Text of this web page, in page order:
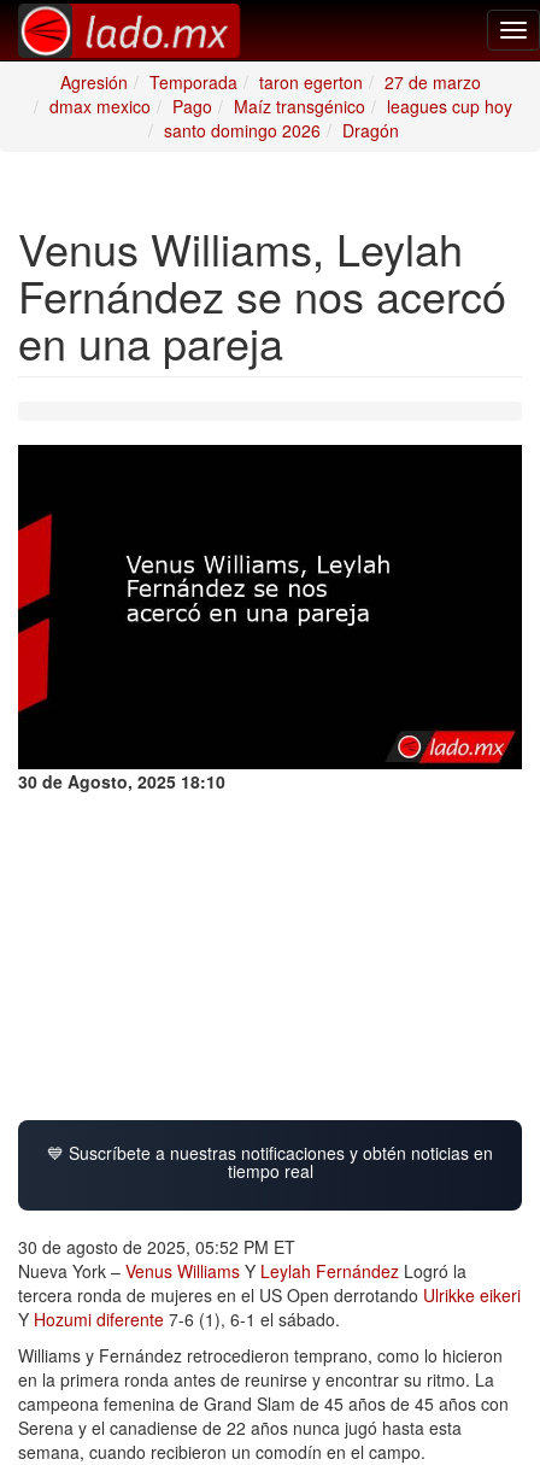
Agresión
Temporada taron egerton
27 de marzo
dmax mexico
Pago Maíz transgénico
leagues cup hoy
santo domingo 2026
Dragón
Venus Williams, Leylah
Fernández se nos acercó
en una pareja
30 de Agosto, 2025 18:10
💙 Suscríbete a nuestras notificaciones y obtén noticias en
tiempo real
30 de agosto de 2025, 05:52 PM ET
Nueva York – Venus Williams Y Leylah Fernández Logró la
tercera ronda de mujeres en el US Open derrotando Ulrikke eikeri
Y Hozumi diferente 7-6 (1), 6-1 el sábado.
Williams y Fernández retrocedieron temprano, como lo hicieron
en la primera ronda antes de reunirse y encontrar su ritmo. La
campeona femenina de Grand Slam de 45 años de 45 años con
Serena y el canadiense de 22 años nunca jugó hasta esta
semana, cuando recibieron un comodín en el campo.